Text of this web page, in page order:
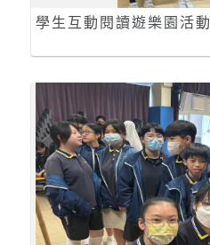
學生互動閱讀遊樂園活動